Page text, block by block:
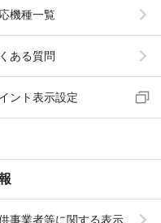
機種一覧
ある質問
ント表示設定
事業者等に関する表示